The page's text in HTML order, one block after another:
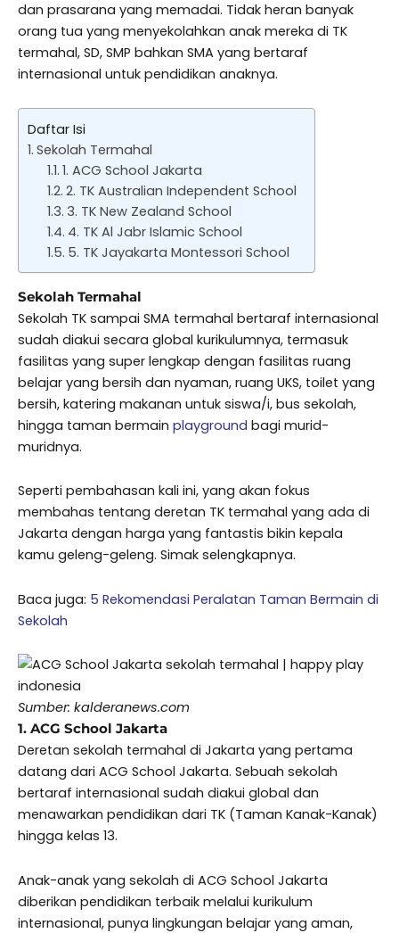
dan prasarana yang memadai. Tidak heran banyak
orang tua yang menyekolahkan anak mereka di TK
termahal, SD, SMP bahkan SMA yang bertaraf
internasional untuk pendidikan anaknya.
Daftar Isi
Sekolah Termahal
1. ACG School Jakarta
2. TK Australian Independent School
3. TK New Zealand School
4. TK Al Jabr Islamic School
5. TK Jayakarta Montessori School
Sekolah Termahal
Sekolah TK sampai SMA termahal bertaraf internasional
sudah diakui secara global kurikulumnya, termasuk
fasilitas yang super lengkap dengan fasilitas ruang
belajar yang bersih dan nyaman, ruang UKS, toilet yang
bersih, katering makanan untuk siswa/i, bus sekolah,
hingga taman bermain playground bagi murid-
muridnya.
Seperti pembahasan kali ini, yang akan fokus
membahas tentang deretan TK termahal yang ada di
Jakarta dengan harga yang fantastis bikin kepala
kamu geleng-geleng. Simak selengkapnya.
Baca juga: 5 Rekomendasi Peralatan Taman Bermain di
Sekolah
Sumber: kalderanews.com
1. ACG School Jakarta
Deretan sekolah termahal di Jakarta yang pertama
datang dari ACG School Jakarta. Sebuah sekolah
bertaraf internasional sudah diakui global dan
menawarkan pendidikan dari TK (Taman Kanak-Kanak)
hingga kelas 13.
Anak-anak yang sekolah di ACG School Jakarta
diberikan pendidikan terbaik melalui kurikulum
internasional, punya lingkungan belajar yang aman,